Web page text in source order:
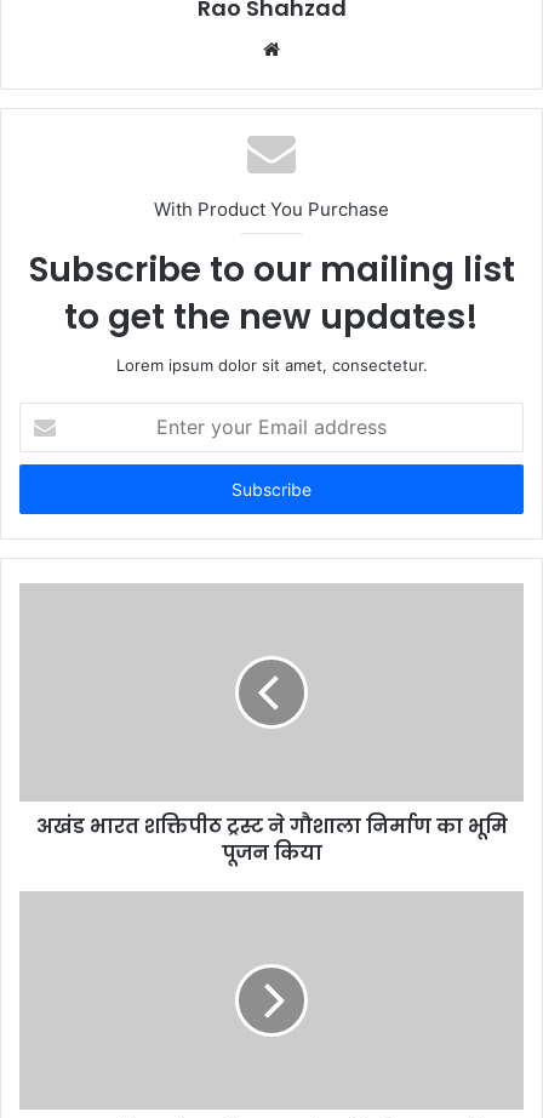
Rao Shahzad
Website
With Product You Purchase
Subscribe to our mailing list
to get the new updates!
Lorem ipsum dolor sit amet, consectetur.
your
Email
अखंड भारत शक्तिपीठ ट्रस्ट ने गौशाला निर्माण का भूमि
पूजन किया